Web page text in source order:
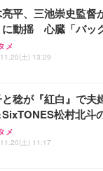
平、三池崇史監督
に動揺 心臓「バッ
メ
土) 13:29
稔が『紅白』で
松村北斗
メ
土) 11:17